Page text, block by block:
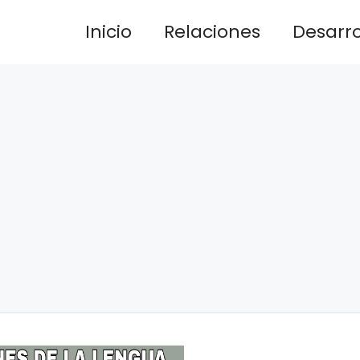
Inicio Relaciones